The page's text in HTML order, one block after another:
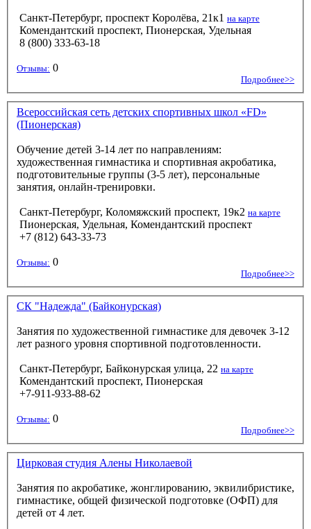
Санкт-Петербург, проспект Королёва, 21к1 на карте
Комендантский проспект, Пионерская, Удельная
8 (800) 333-63-18
Отзывы: 0
Подробнее>>
Всероссийская сеть детских спортивных школ «FD»
(Пионерская)
Обучение детей 3-14 лет по направлениям:
художественная гимнастика и спортивная акробатика,
подготовительные группы (3-5 лет), персональные
занятия, онлайн-тренировки.
Санкт-Петербург, Коломяжский проспект, 19к2 на карте
Пионерская, Удельная, Комендантский проспект
+7 (812) 643-33-73
Отзывы: 0
Подробнее>>
СК "Надежда" (Байконурская)
Занятия по художественной гимнастике для девочек 3-12
лет разного уровня спортивной подготовленности.
Санкт-Петербург, Байконурская улица, 22 на карте
Комендантский проспект, Пионерская
+7-911-933-88-62
Отзывы: 0
Подробнее>>
Цирковая студия Алены Николаевой
Занятия по акробатике, жонглированию, эквилибристике,
гимнастике, общей физической подготовке (ОФП) для
детей от 4 лет.